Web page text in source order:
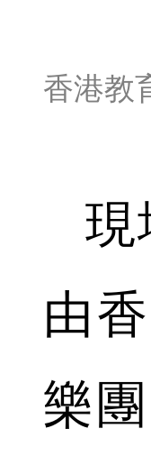
香港教
現
由
樂